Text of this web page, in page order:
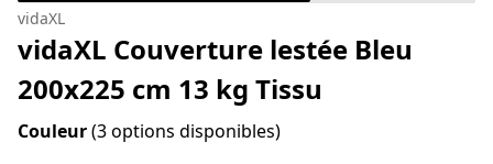
vidaXL
vidaXL Couverture lestée Bleu
200x225 cm 13 kg Tissu
Couleur(3 options disponibles)